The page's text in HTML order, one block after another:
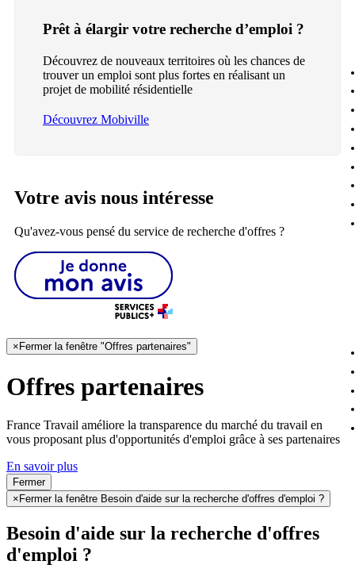
Prêt à élargir votre recherche d’emploi ?
Découvrez de nouveaux territoires où les chances de
trouver un emploi sont plus fortes en réalisant un
projet de mobilité résidentielle
Découvrez Mobiville
Votre avis nous intéresse
Qu'avez-vous pensé du service de recherche d'offres ?
× Fermer la fenêtre "Offres partenaires"
Offres partenaires
France Travail améliore la transparence du marché du travail en
vous proposant plus d'opportunités d'emploi grâce à ses partenaires
En savoir plus
Fermer
× Fermer la fenêtre Besoin d'aide sur la recherche d'offres d'emploi ?
Besoin d'aide sur la recherche d'offres
d'emploi ?